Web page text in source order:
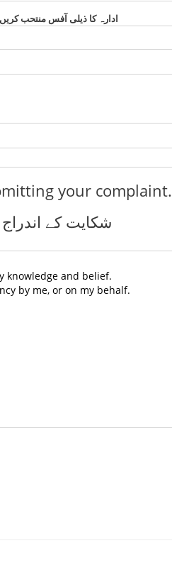
ادارہ کا ذیلی آفس منتحب کریں
your complaint.
شکایت کے